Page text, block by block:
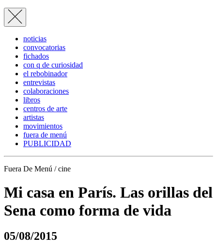
noticias
convocatorias
fichados
con q de curiosidad
el rebobinador
entrevistas
colaboraciones
libros
centros de arte
artistas
movimientos
fuera de menú
PUBLICIDAD
Fuera De Menú / cine
Mi casa en París. Las orillas del
Sena como forma de vida
05/08/2015